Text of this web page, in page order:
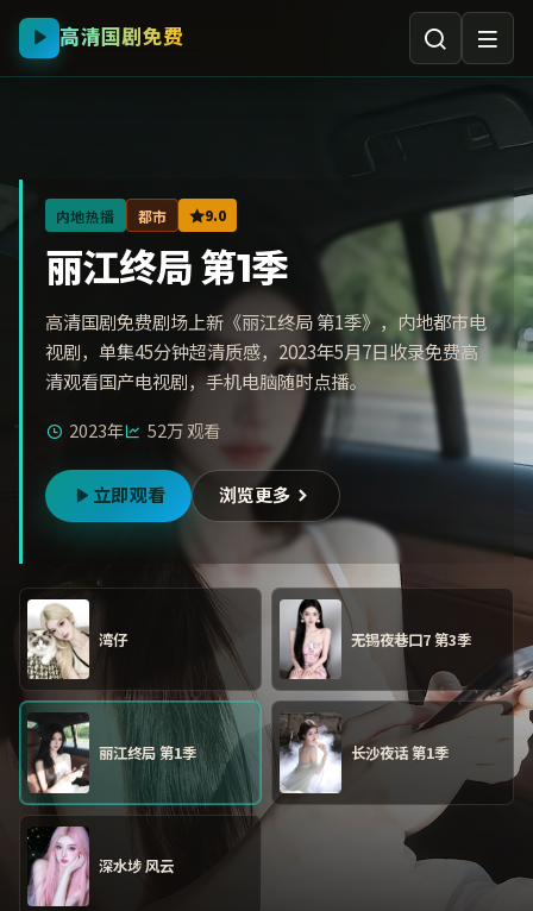
高清国剧免费
内地热播 都市 9.0
丽江终局 第1季
高清国剧免费剧场上新《丽江终局 第1季》，内地都市电
视剧，单集45分钟超清质感，2023年5月7日收录免费高
清观看国产电视剧，手机电脑随时点播。
2023年 52万观看
立即观看 浏览更多
湾仔 无锡夜巷口7 第3季
丽江终局 第1季 长沙夜话 第1季
深水埗 风云